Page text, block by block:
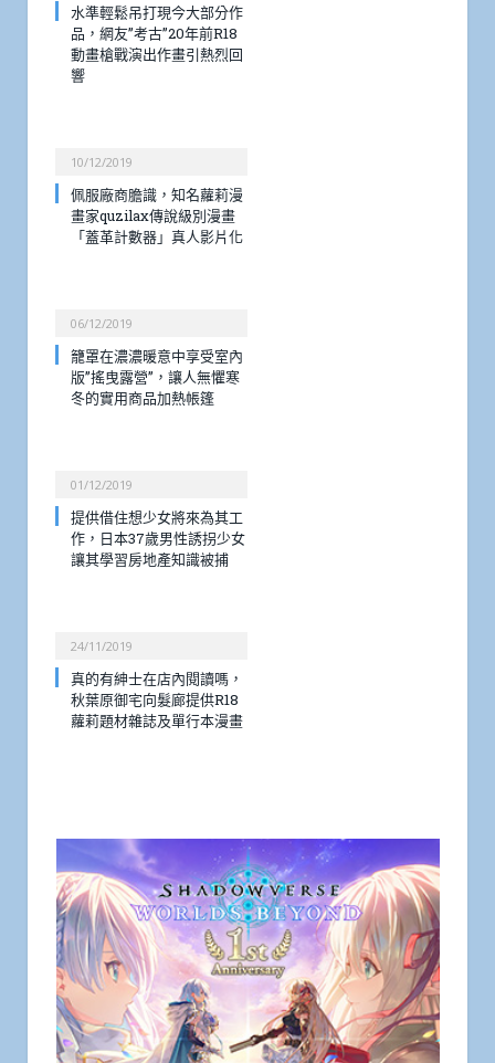
水準輕鬆吊打現今大部分作
品，網友”考古”20年前R18
動畫槍戰演出作畫引熱烈回
響
10/12/2019
佩服廠商膽識，知名蘿莉漫
畫家quzilax傳說級別漫畫
「蓋革計數器」真人影片化
06/12/2019
籠罩在濃濃暖意中享受室內
版”搖曳露營”，讓人無懼寒
冬的實用商品加熱帳篷
01/12/2019
提供借住想少女將來為其工
作，日本37歲男性誘拐少女
讓其學習房地產知識被捕
24/11/2019
真的有紳士在店內閱讀嗎，
秋葉原御宅向髮廊提供R18
蘿莉題材雜誌及單行本漫畫